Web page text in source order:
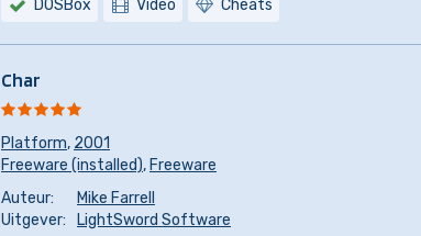
DOSBox Video Cheats
Char
Platform, 2001
Freeware (installed), Freeware
Auteur:
Mike Farrell
Uitgever:
LightSword Software